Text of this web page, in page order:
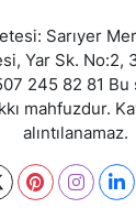
Sarıyer
Yar Sk. No:2,
245 82 81 Bu
mahfuzdur.
alıntılanamaz.